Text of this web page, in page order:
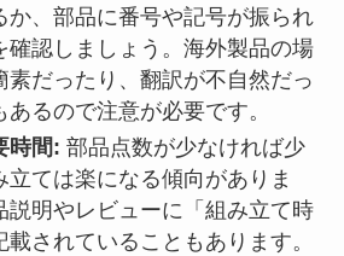
か、部品に番号や記号が振られ
確認しましょう。海外製品の場
素だったり、翻訳が不自然だっ
るので注意が必要です。
時間: 部品点数が少なければ少
立ては楽になる傾向がありま
説明やレビューに「組み立て時
されていることもあります。